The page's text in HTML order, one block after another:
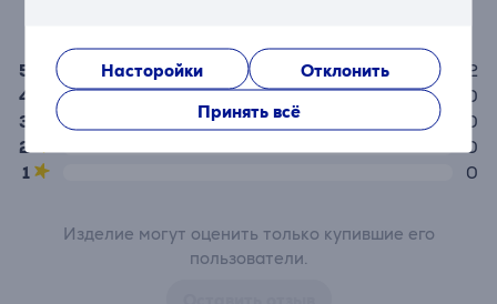
Насторойки
Отклонить
Принять всё
5
2
4
0
3
0
2
0
1
0
Изделие могут оценить только купившие его
пользователи.